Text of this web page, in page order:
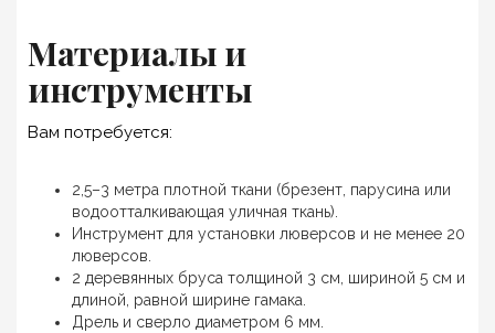
Материалы и
инструменты
Вам потребуется:
2,5–3 метра плотной ткани (брезент, парусина или
водоотталкивающая уличная ткань).
Инструмент для установки люверсов и не менее 20
люверсов.
2 деревянных бруса толщиной 3 см, шириной 5 см и
длиной, равной ширине гамака.
Дрель и сверло диаметром 6 мм.